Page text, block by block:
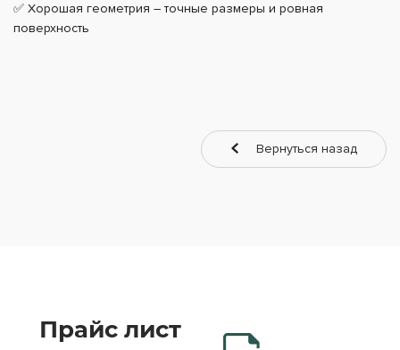
✅ Хорошая геометрия – точные размеры и ровная
поверхность
Вернуться назад
Прайс лист